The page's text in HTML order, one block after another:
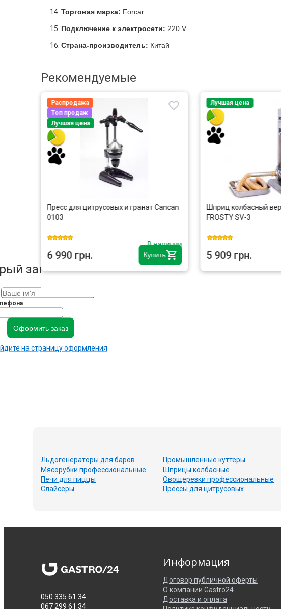
Торговая марка: Forcar
Подключение к электросети: 220 V
Страна-производитель: Китай
Рекомендуемые
Купить
Распродажа
Топ продаж
Лучшая цена
Пресс для цитрусовых и гранат Cancan
0103
В наличии
6 990 грн.
Лучшая цена
Шприц колбасный
FROSTY SV-3
5 909 грн.
заказ
Оформить заказ
на страницу оформления
Льдогенераторы для баров
Мясорубки профессиональные
Печи для пиццы
Слайсеры
Промышленные куттеры
Шприцы колбасные
Овощерезки профессиональные
Прессы для цитрусовых
050 335 61 34
067 299 61 34
Информация
Договор публичной оферты
О компании Gastro24
Доставка и оплата